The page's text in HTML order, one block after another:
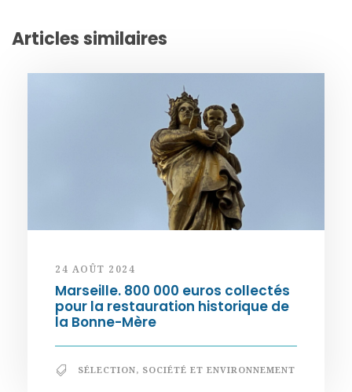
Articles similaires
24 AOÛT 2024
Marseille. 800 000 euros collectés
pour la restauration historique de
la Bonne-Mère
SÉLECTION, SOCIÉTÉ ET ENVIRONNEMENT